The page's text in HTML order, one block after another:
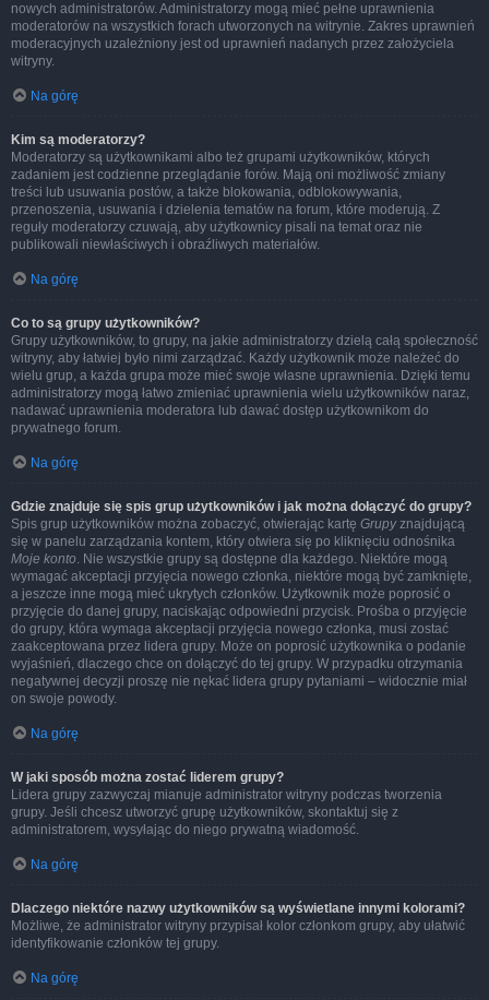
nowych administratorów. Administratorzy mogą mieć pełne uprawnienia
moderatorów na wszystkich forach utworzonych na witrynie. Zakres uprawnień
moderacyjnych uzależniony jest od uprawnień nadanych przez założyciela
witryny.
Na górę
Kim są moderatorzy?
Moderatorzy są użytkownikami albo też grupami użytkowników, których
zadaniem jest codzienne przeglądanie forów. Mają oni możliwość zmiany
treści lub usuwania postów, a także blokowania, odblokowywania,
przenoszenia, usuwania i dzielenia tematów na forum, które moderują. Z
reguły moderatorzy czuwają, aby użytkownicy pisali na temat oraz nie
publikowali niewłaściwych i obraźliwych materiałów.
Na górę
Co to są grupy użytkowników?
Grupy użytkowników, to grupy, na jakie administratorzy dzielą całą społeczność
witryny, aby łatwiej było nimi zarządzać. Każdy użytkownik może należeć do
wielu grup, a każda grupa może mieć swoje własne uprawnienia. Dzięki temu
administratorzy mogą łatwo zmieniać uprawnienia wielu użytkowników naraz,
nadawać uprawnienia moderatora lub dawać dostęp użytkownikom do
prywatnego forum.
Na górę
Gdzie znajduje się spis grup użytkowników i jak można dołączyć do grupy?
Spis grup użytkowników można zobaczyć, otwierając kartę Grupyznajdującą
się w panelu zarządzania kontem, który otwiera się po kliknięciu odnośnika
Moje konto. Nie wszystkie grupy są dostępne dla każdego. Niektóre mogą
wymagać akceptacji przyjęcia nowego członka, niektóre mogą być zamknięte,
a jeszcze inne mogą mieć ukrytych członków. Użytkownik może poprosić o
przyjęcie do danej grupy, naciskając odpowiedni przycisk. Prośba o przyjęcie
do grupy, która wymaga akceptacji przyjęcia nowego członka, musi zostać
zaakceptowana przez lidera grupy. Może on poprosić użytkownika o podanie
wyjaśnień, dlaczego chce on dołączyć do tej grupy. W przypadku otrzymania
negatywnej decyzji proszę nie nękać lidera grupy pytaniami – widocznie miał
on swoje powody.
Na górę
W jaki sposób można zostać liderem grupy?
Lidera grupy zazwyczaj mianuje administrator witryny podczas tworzenia
grupy. Jeśli chcesz utworzyć grupę użytkowników, skontaktuj się z
administratorem, wysyłając do niego prywatną wiadomość.
Na górę
Dlaczego niektóre nazwy użytkowników są wyświetlane innymi kolorami?
Możliwe, że administrator witryny przypisał kolor członkom grupy, aby ułatwić
identyfikowanie członków tej grupy.
Na górę